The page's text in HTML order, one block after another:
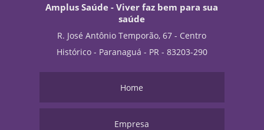
Amplus Saúde - Viver faz bem para sua
saúde
R. José Antônio Temporão, 67 - Centro
Histórico - Paranaguá - PR - 83203-290
Home
Empresa